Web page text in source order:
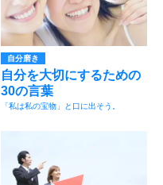
自分磨き
自分を大切にするための
30の言葉
「私は私の宝物」と口に出そう。